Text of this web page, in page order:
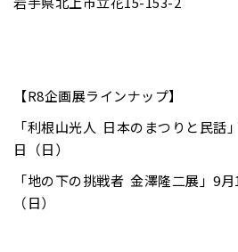
【R8企画展ラインナップ】
「利根山光人 日本のまつりと民話
日（日）
「地の下の挑戦者 金澤隆二展」9
（日）